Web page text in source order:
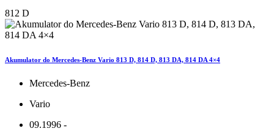
812 D
Akumulator do Mercedes-Benz Vario 813 D, 814 D, 813 DA, 814 DA 4×4
Mercedes-Benz
Vario
09.1996 -